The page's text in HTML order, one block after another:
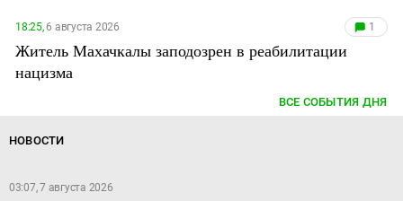
18:25,6 августа 2026 1
Житель Махачкалы заподозрен в реабилитации
нацизма
ВСЕ СОБЫТИЯ ДНЯ
НОВОСТИ
03:07, 7 августа 2026